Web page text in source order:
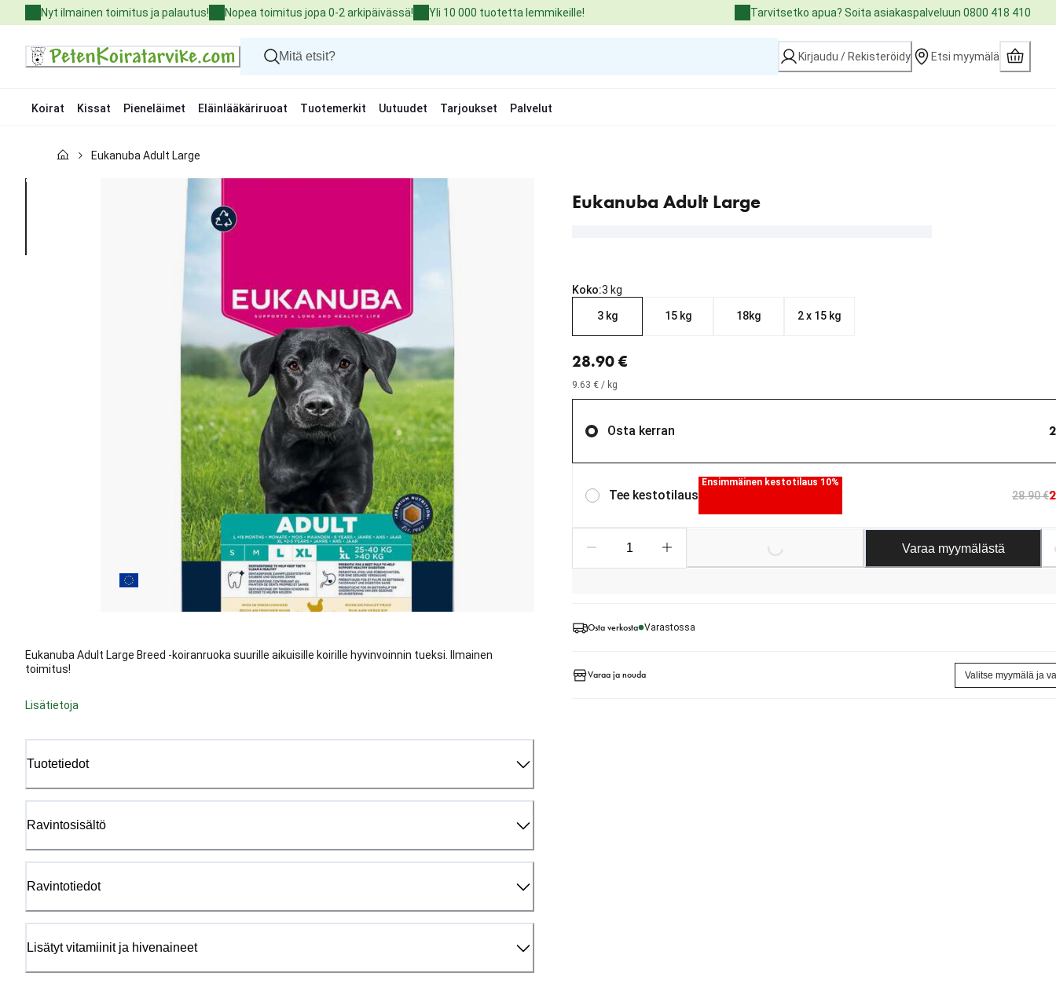
to
Nyt ilmainen toimitus ja palautus! Nopea toimitus jopa 0-2 arkipäivässä! Yli 10 000 tuotetta lemmikeille! Tarvitsetko apua? Soita asiakaspalveluun 0800 418 410
Kirjaudu / Rekisteröidy Etsi myymälä
Koirat Kissat Pieneläimet Eläinlääkäriruoat Tuotemerkit Uutuudet Tarjoukset Palvelut
Kissat
Eukanuba Adult Large
Eukanuba Adult Large
Eukanuba Adult Large Breed -koiranruoka suurille aikuisille koirille hyvinvoinnin tueksi. Ilmainen
toimitus!
Lisätietoja
Tuotetiedot
Ravintosisältö
Ravintotiedot
Lisätyt vitamiinit ja hivenaineet
Koko:3 kg
3 kg 15 kg 18kg 2 x 15 kg
28.90 €
9.63 € / kg
Osta kerran
Tee kestotilaus
Ensimmäinen kestotilaus 10%
28.90 €
Loading... Varaa myymälästä
Osta verkosta Varastossa
Varaa ja nouda Valitse myymälä ja